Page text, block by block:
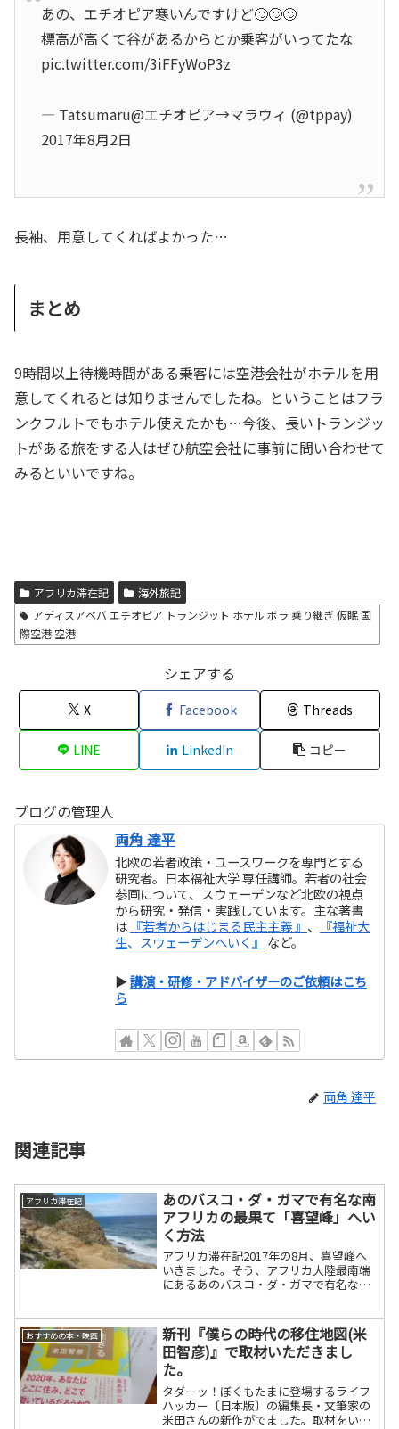
あの、エチオピア寒いんですけど🙄🙄🙄
標高が高くて谷があるからとか乗客がいってたな
pic.twitter.com/3iFFyWoP3z
— Tatsumaru@エチオピア→マラウィ (@tppay)
2017年8月2日
長袖、用意してくればよかった…
まとめ
9時間以上待機時間がある乗客には空港会社がホテルを用
意してくれるとは知りませんでしたね。ということはフラ
ンクフルトでもホテル使えたかも…今後、長いトランジッ
トがある旅をする人はぜひ航空会社に事前に問い合わせて
みるといいですね。
アフリカ滞在記
海外旅記
アディスアベバ エチオピア トランジット ホテル ボラ 乗り継ぎ 仮眠 国
際空港 空港
シェアする
X Facebook Threads
LINE LinkedIn コピー
ブログの管理人
両角 達平
北欧の若者政策・ユースワークを専門とする
研究者。日本福祉大学 専任講師。若者の社会
参画について、スウェーデンなど北欧の視点
から研究・発信・実践しています。主な著書
は 『若者からはじまる民主主義 』 、
『福祉大
生、スウェーデンへいく』 など。
▶講演・研修・アドバイザーのご依頼はこち
ら
両角 達平
関連記事
アフリカ滞在記
あのバスコ・ダ・ガマで有名な南
アフリカの最果て「喜望峰」へい
く方法
アフリカ滞在記2017年の8月、喜望峰へ
いきました。そう、アフリカ大陸最南端
にあるあのバスコ・ダ・ガマで有名な喜
へ到達しました。教科書に載っているあ
の岬にいってきた...
おすすめの本・映画
新刊『僕らの時代の移住地図(米
田智彦)』で取材いただきまし
た。
タダーッ！ぼくもたまに登場するライフ
ハッカー〔日本版〕の編集長・文筆家の
米田さんの新作がでました。取材をいた